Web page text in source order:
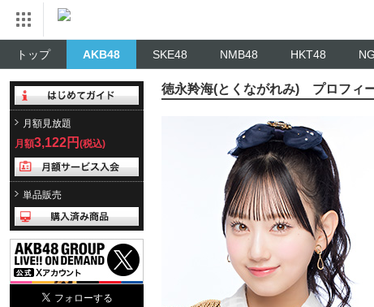
トップ AKB48 SKE48 NMB48 HKT48
月額見放題
月額3,122円 (税込)
単品販売
徳永羚海(とくながれみ) プロフィ